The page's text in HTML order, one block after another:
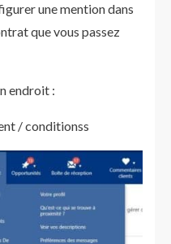
une mention dans
que vous passez
endroit :
/ conditionss